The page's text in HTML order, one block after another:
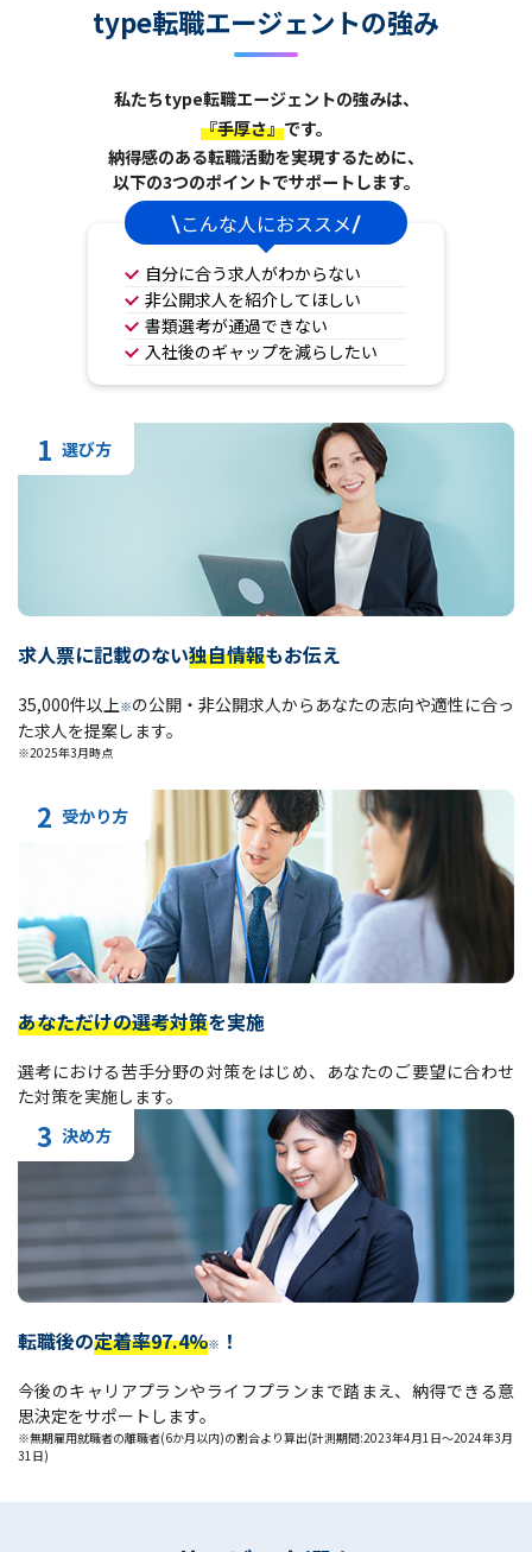
type転職エージェントの強み
私たちtype転職エージェントの強みは、
『手厚さ』です。
納得感のある転職活動を実現するために、
以下の3つのポイントでサポートします。
こんな人におススメ
自分に合う求人がわからない
非公開求人を紹介してほしい
書類選考が通過できない
入社後のギャップを減らしたい
1 選び方
求人票に記載のない独自情報もお伝え
35,000件以上※の公開・非公開求人からあなたの志向や適性に合っ
た求人を提案します。
※2025年3月時点
2 受かり方
あなただけの選考対策を実施
選考における苦手分野の対策をはじめ、あなたのご要望に合わせ
た対策を実施します。
3 決め方
転職後の定着率97.4%※ ！
今後のキャリアプランやライフプランまで踏まえ、納得できる意
思決定をサポートします。
※無期雇用就職者の離職者(6か月以内)の割合より算出(計測期間:2023年4月1日～2024年3月
31日)